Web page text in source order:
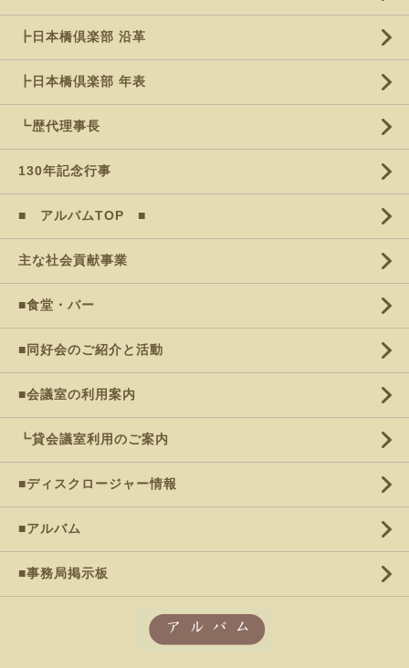
┣日本橋倶楽部 沿革
┣日本橋倶楽部 年表
┗歴代理事長
130年記念行事
■ アルバムTOP ■
主な社会貢献事業
■食堂・バー
■同好会のご紹介と活動
■会議室の利用案内
┗貸会議室利用のご案内
■ディスクロージャー情報
■アルバム
■事務局掲示板